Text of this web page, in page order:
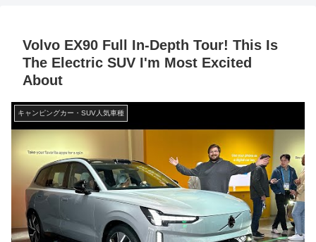
Volvo EX90 Full In-Depth Tour! This Is
The Electric SUV I'm Most Excited
About
キャンピングカー・SUV人気車種